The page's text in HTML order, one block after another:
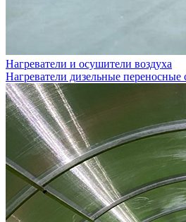
Нагреватели и осушители воздуха
Нагреватели дизельные